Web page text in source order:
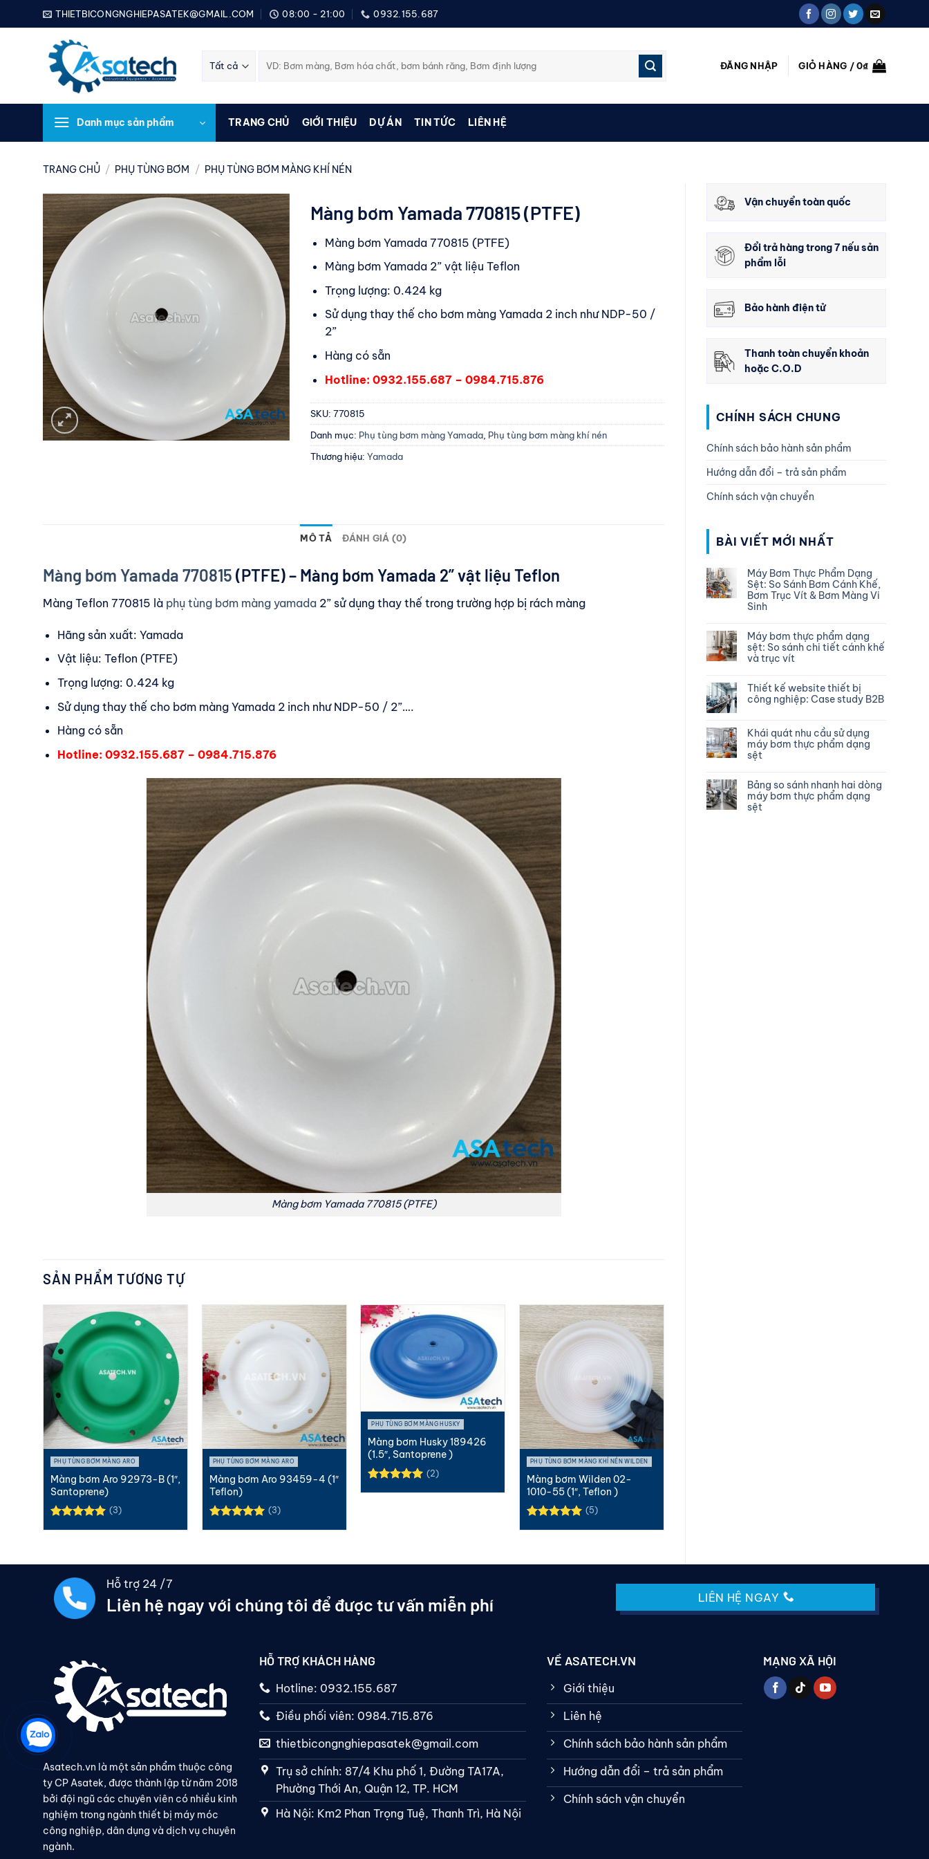
qua
THIETBICONGNGHIEPASATEK@GMAIL.COM 08:00 - 21:00 0932.155.687
kiếm:
ĐĂNG NHẬP GIỎ HÀNG /0₫
Danh mục sản phẩm TRANG CHỦ GIỚI THIỆU DỰ ÁN TIN TỨC LIÊN HỆ
TRANG CHỦ / PHỤ TÙNG BƠM / PHỤ TÙNG BƠM MÀNG KHÍ NÉN
Vận chuyển toàn quốc
Đổi trả hàng trong 7 nếu sản
phẩm lỗi
Bảo hành điện tử
Thanh toàn chuyển khoản
hoặc C.O.D
CHÍNH SÁCH CHUNG
Chính sách bảo hành sản phẩm
Hướng dẫn đổi – trả sản phẩm
Chính sách vận chuyển
BÀI VIẾT MỚI NHẤT
Máy Bơm Thực Phẩm Dạng
Sệt: So Sánh Bơm Cánh Khế,
Bơm Trục Vít & Bơm Màng Vi
Sinh
Máy bơm thực phẩm dạng
sệt: So sánh chi tiết cánh khế
và trục vít
Thiết kế website thiết bị
công nghiệp: Case study B2B
Khái quát nhu cầu sử dụng
máy bơm thực phẩm dạng
sệt
Bảng so sánh nhanh hai dòng
máy bơm thực phẩm dạng
sệt
Màng bơm Yamada 770815 (PTFE)
Màng bơm Yamada 770815 (PTFE)
Màng bơm Yamada 2” vật liệu Teflon
Trọng lượng: 0.424 kg
Sử dụng thay thế cho bơm màng Yamada 2 inch như NDP-50 /
2”
Hàng có sẵn
Hotline: 0932.155.687 – 0984.715.876
SKU:770815
Danh mục: Phụ tùng bơm màng Yamada, Phụ tùng bơm màng khí nén
Thương hiệu:Yamada
MÔ TẢ ĐÁNH GIÁ (0)
Màng bơm Yamada 770815 (PTFE) – Màng bơm Yamada 2” vật liệu Teflon
Màng Teflon 770815 là phụ tùng bơm màng yamada 2” sử dụng thay thế trong trường hợp bị rách màng
Hãng sản xuất: Yamada
Vật liệu: Teflon (PTFE)
Trọng lượng: 0.424 kg
Sử dụng thay thế cho bơm màng Yamada 2 inch như NDP-50 / 2”….
Hàng có sẵn
Hotline: 0932.155.687 – 0984.715.876
Màng bơm Yamada 770815 (PTFE)
SẢN PHẨM TƯƠNG TỰ
PHỤ TÙNG BƠM MÀNG ARO
Màng bơm Aro 92973-B (1″,
Santoprene)
(3)
PHỤ TÙNG BƠM MÀNG ARO
Màng bơm Aro 93459-4 (1″
Teflon)
(3)
PHỤ TÙNG BƠM MÀNG HUSKY
Màng bơm Husky 189426
(1.5″, Santoprene )
(2)
PHỤ TÙNG BƠM MÀNG KHÍ NÉN WILDEN
Màng bơm Wilden 02-
1010-55 (1″, Teflon )
(5)
Hỗ trợ 24 /7
Liên hệ ngay với chúng tôi để được tư vấn miễn phí LIÊN HỆ NGAY
Asatech.vn là một sản phẩm thuộc công
ty CP Asatek, được thành lập từ năm 2018
bởi đội ngũ các chuyên viên có nhiều kinh
nghiệm trong ngành thiết bị máy móc
công nghiệp, dân dụng và dịch vụ chuyên
ngành.
HỖ TRỢ KHÁCH HÀNG
Hotline: 0932.155.687
Điều phối viên: 0984.715.876
thietbicongnghiepasatek@gmail.com
Trụ sở chính: 87/4 Khu phố 1, Đường TA17A,
Phường Thới An, Quận 12, TP. HCM
Hà Nội: Km2 Phan Trọng Tuệ, Thanh Trì, Hà Nội
VỀ ASATECH.VN
Giới thiệu
Liên hệ
Chính sách bảo hành sản phẩm
Hướng dẫn đổi – trả sản phẩm
Chính sách vận chuyển
MẠNG XÃ HỘI